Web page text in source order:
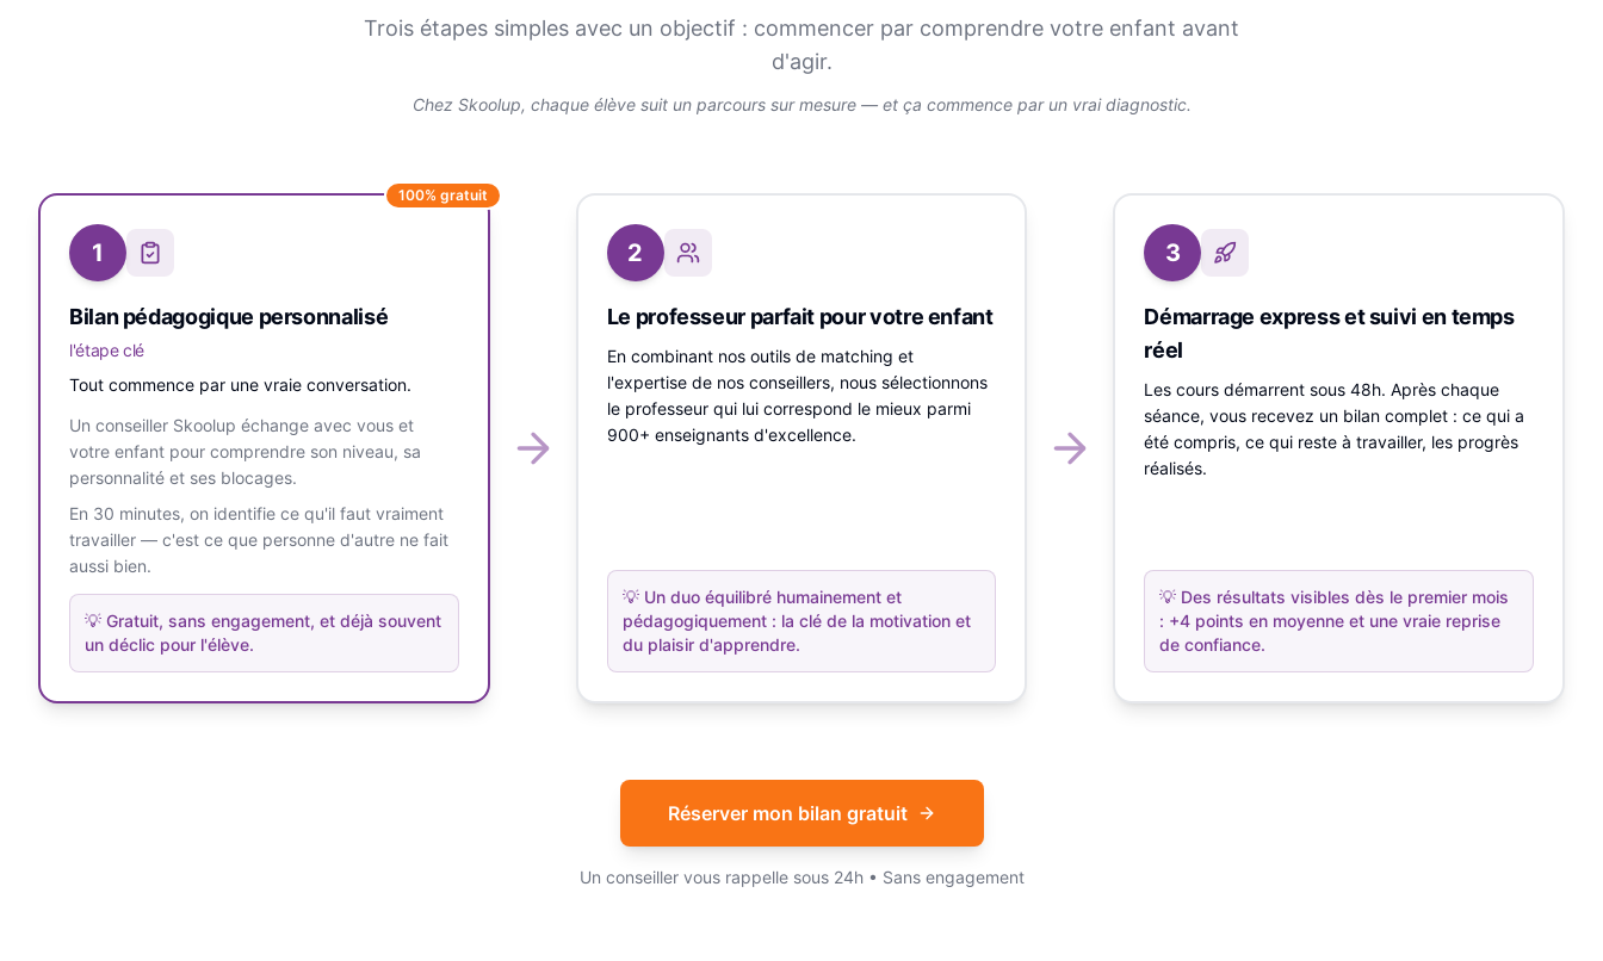
Trois étapes simples avec un objectif : commencer par comprendre votre enfant avant
d'agir.
Chez Skoolup, chaque élève suit un parcours sur mesure — et ça commence par un vrai diagnostic.
100% gratuit
1
Bilan pédagogique personnalisé
l'étape clé
Tout commence par une vraie conversation.
Un conseiller Skoolup échange avec vous et
votre enfant pour comprendre son niveau, sa
personnalité et ses blocages.
En 30 minutes, on identifie ce qu'il faut vraiment
travailler — c'est ce que personne d'autre ne fait
aussi bien.
💡 Gratuit, sans engagement, et déjà souvent
un déclic pour l'élève.
2
Le professeur parfait pour votre enfant
En combinant nos outils de matching et
l'expertise de nos conseillers, nous sélectionnons
le professeur qui lui correspond le mieux parmi
900+ enseignants d'excellence.
💡 Un duo équilibré humainement et
pédagogiquement : la clé de la motivation et
du plaisir d'apprendre.
3
Démarrage express et suivi en temps
réel
Les cours démarrent sous 48h. Après chaque
séance, vous recevez un bilan complet : ce qui a
été compris, ce qui reste à travailler, les progrès
réalisés.
💡 Des résultats visibles dès le premier mois
: +4 points en moyenne et une vraie reprise
de confiance.
Réserver mon bilan gratuit
Un conseiller vous rappelle sous 24h • Sans engagement